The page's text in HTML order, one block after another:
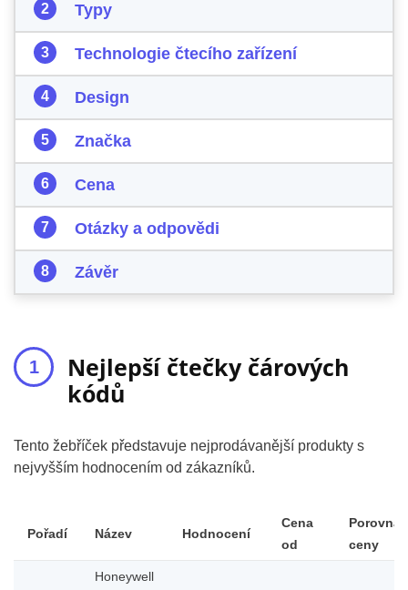
Typy
Technologie čtecího zařízení
Design
Značka
Cena
Otázky a odpovědi
Závěr
Nejlepší čtečky čárových
kódů
Tento žebříček představuje nejprodávanější produkty s
nejvyšším hodnocením od zákazníků.
Pořadí Název Hodnocení
Cena
od
Porovnat
ceny
Honeywell